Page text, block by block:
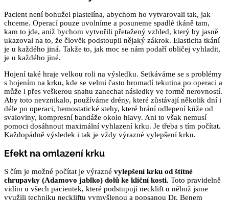
Pacient není bohužel plastelína, abychom ho vytvarovali tak, jak
chceme. Operací pouze uvolníme a posuneme spadlé tkáně tam,
kam to jde, aniž bychom vytvořili přetažený vzhled, který by jasně
ukazoval na to, že člověk podstoupil nějaký zákrok. Elasticita tkání
je u každého jiná. Takže to, jak moc se nám podaří obličej vyhladit,
je u každého jiné.
Hojení také hraje velkou roli na výsledku. Setkáváme se s problémy
s hojením na krku, kde se velmi často hromadí tekutina po operaci a
může i přes veškerou snahu zanechat následky ve formě nerovností.
Aby toto nevznikalo, používáme drény, které zůstávají několik dní i
déle po operaci, hemostatické stehy, které brání odlepení kůže od
svaloviny, kompresní bandáže okolo hlavy. Ani to však nemusí
pomoci dosáhnout maximální vyhlazení krku. Je třeba s tím počítat.
Každopádně výsledek i tak je vždy výrazné vylepšení krku.
Efekt na omlazení krku
S čím je možné počítat je výrazné vylepšení krku od štítné
chrupavky (Adamovo jablko) dolů ke klíční kosti. Toto pravidelně
vidím u všech pacientek, které podstupují necklift u něhož jsme
využili techniku neckliftu vymyšlenou a popsanou Dr. Benem